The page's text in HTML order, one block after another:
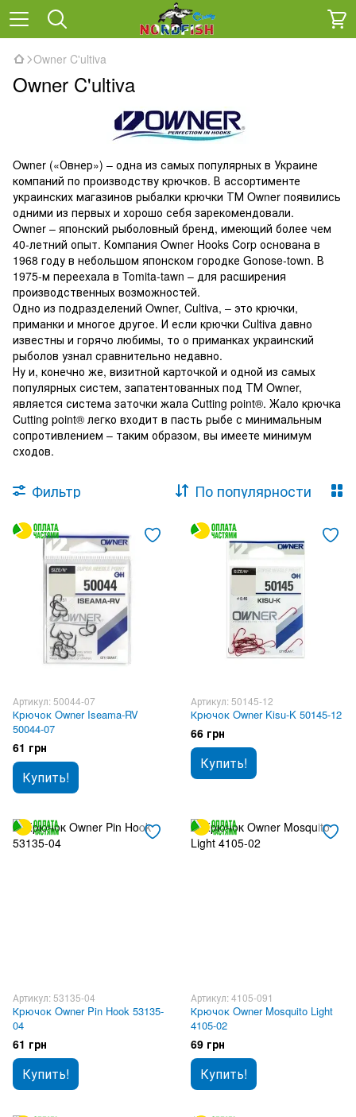
Owner C'ultiva
Owner C'ultiva
Owner («Овнер») – одна из самых популярных в Украине
компаний по производству крючков. В ассортименте
украинских магазинов рыбалки крючки ТМ Owner появились
одними из первых и хорошо себя зарекомендовали.
Owner – японский рыболовный бренд, имеющий более чем
40-летний опыт. Компания Owner Hooks Corp основана в
1968 году в небольшом японском городке Gonose-town. В
1975-м переехала в Tomita-tawn – для расширения
производственных возможностей.
Одно из подразделений Owner, Cultiva, – это крючки,
приманки и многое другое. И если крючки Cultiva давно
известны и горячо любимы, то о приманках украинский
рыболов узнал сравнительно недавно.
Ну и, конечно же, визитной карточкой и одной из самых
популярных систем, запатентованных под ТМ Owner,
является система заточки жала Cutting point®. Жало крючка
Cutting point® легко входит в пасть рыбе с минимальным
сопротивлением – таким образом, вы имеете минимум
сходов.
Фильтр По популярности
Артикул: 50044-07
Крючок Owner Iseama-RV
50044-07
61 грн
Купить!
Артикул: 50145-12
Крючок Owner Kisu-K 50145-12
66 грн
Купить!
Артикул: 53135-04
Крючок Owner Pin Hook 53135-
04
61 грн
Купить!
Артикул: 4105-091
Крючок Owner Mosquito Light
4105-02
69 грн
Купить!